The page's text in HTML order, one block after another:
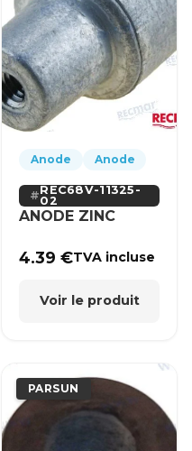
Anode Anode
REC68V-11325-
02
ANODE ZINC
4.39€TVA incluse
Voir le produit
PARSUN